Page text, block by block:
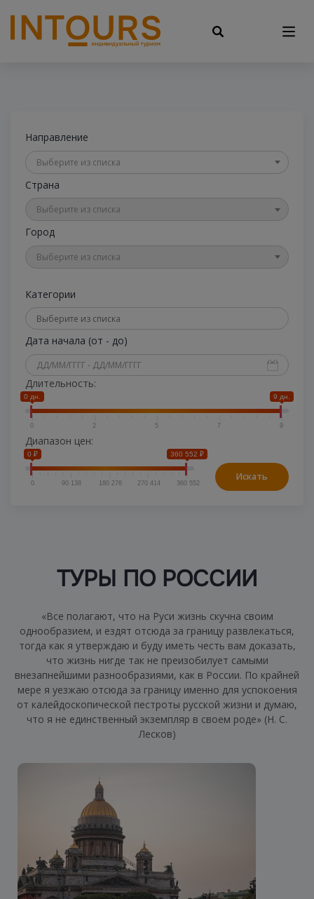
Направление
Выберите из списка
Страна
Выберите из списка
Город
Выберите из списка
Категории
Дата начала (от - до)
Длительность:
0 дн. 9 дн.
0 2 5 7 9
Диапазон цен:
0 ₽ 360 552 ₽
0 90 138 180 276 270 414 360 552
Искать
ТУРЫ ПО РОССИИ
«Все полагают, что на Руси жизнь скучна своим
однообразием, и ездят отсюда за границу развлекаться,
тогда как я утверждаю и буду иметь честь вам доказать,
что жизнь нигде так не преизобилует самыми
внезапнейшими разнообразиями, как в России. По крайней
мере я уезжаю отсюда за границу именно для успокоения
от калейдоскопической пестроты русской жизни и думаю,
что я не единственный экземпляр в своем роде» (Н. С.
Лесков)